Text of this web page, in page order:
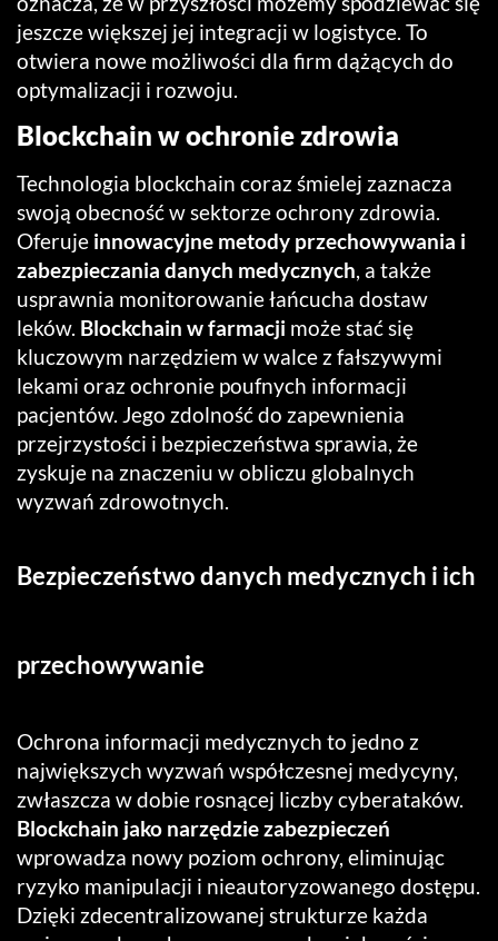
jeszcze większej jej integracji w logistyce. To
otwiera nowe możliwości dla firm dążących do
optymalizacji i rozwoju.
Blockchain w ochronie zdrowia
Technologia blockchain coraz śmielej zaznacza
swoją obecność w sektorze ochrony zdrowia.
Oferuje innowacyjne metody przechowywania i
zabezpieczania danych medycznych, a także
usprawnia monitorowanie łańcucha dostaw
leków. Blockchain w farmacji może stać się
kluczowym narzędziem w walce z fałszywymi
lekami oraz ochronie poufnych informacji
pacjentów. Jego zdolność do zapewnienia
przejrzystości i bezpieczeństwa sprawia, że
zyskuje na znaczeniu w obliczu globalnych
wyzwań zdrowotnych.
Bezpieczeństwo danych medycznych i ich
przechowywanie
Ochrona informacji medycznych to jedno z
największych wyzwań współczesnej medycyny,
zwłaszcza w dobie rosnącej liczby cyberataków.
Blockchain jako narzędzie zabezpieczeń
wprowadza nowy poziom ochrony, eliminując
ryzyko manipulacji i nieautoryzowanego dostępu.
Dzięki zdecentralizowanej strukturze każda